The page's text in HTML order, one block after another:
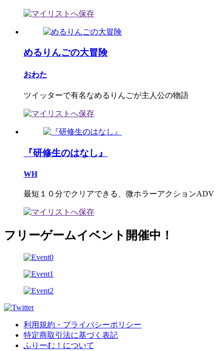
めるりんごの大冒険
おわた
ツイッターで有名なめるりんごが主人公の物語
『研修生のはなし』
WH
最短１０分でクリアできる、微ホラーアクションADV
フリーゲームイベント開催中！
利用規約・プライバシーポリシー
特定商取引法に基づく表記
ふりーむ！について